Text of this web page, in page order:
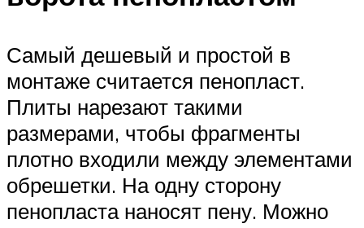
Самый дешевый и простой в
монтаже считается пенопласт.
Плиты нарезают такими
размерами, чтобы фрагменты
плотно входили между элементами
обрешетки. На одну сторону
пенопласта наносят пену. Можно